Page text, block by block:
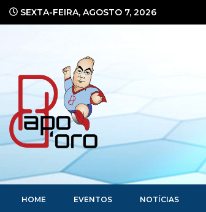
SEXTA-FEIRA, AGOSTO 7, 2026
Portal de Notícias
HOME EVENTOS NOTÍCIAS